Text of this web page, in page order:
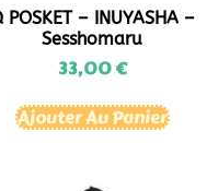
POSKET – INUYASHA –
Sesshomaru
33,00€
Ajouter Au Panier